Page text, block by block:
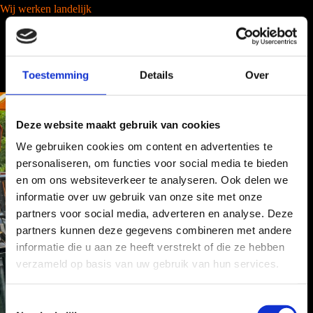
Toestemming Details Over
Deze website maakt gebruik van cookies
We gebruiken cookies om content en advertenties te
personaliseren, om functies voor social media te bieden
en om ons websiteverkeer te analyseren. Ook delen we
informatie over uw gebruik van onze site met onze
partners voor social media, adverteren en analyse. Deze
partners kunnen deze gegevens combineren met andere
informatie die u aan ze heeft verstrekt of die ze hebben
verzameld op basis van uw gebruik van hun services.
Wij werken landelijk